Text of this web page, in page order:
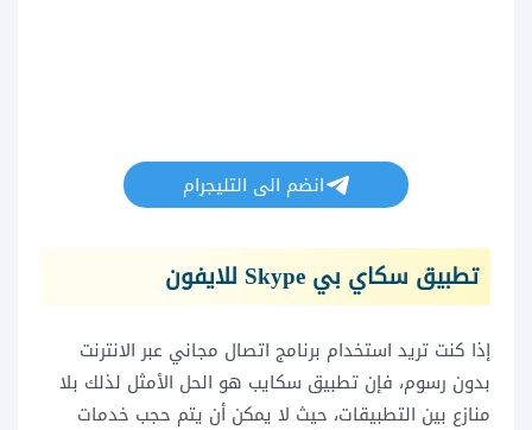
انضم الى التليجرام
تطبيق سكاي بي Skype للايفون
إذا كنت تريد استخدام برنامج اتصال مجاني عبر الانترنت
بدون رسوم، فإن تطبيق سكايب هو الحل الأمثل لذلك بلا
منازع بين التطبيقات، حيث لا يمكن أن يتم حجب خدمات